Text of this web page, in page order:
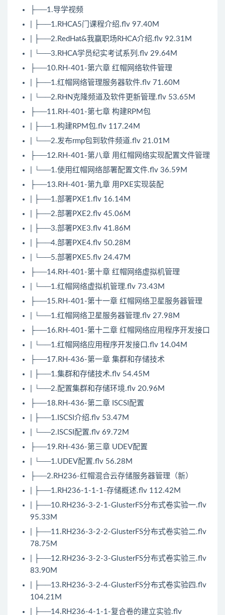
├──1.导学视频
| ├──1.RHCA5门课程介绍.flv 97.40M
| ├──2.RedHat&我赢职场RHCA介绍.flv 92.31M
| └──3.RHCA学员纪实考试系列.flv 29.64M
├──10.RH-401-第六章 红帽网络软件管理
| ├──1.红帽网络管理服务器软件.flv 71.60M
| └──2.RHN克隆频道及软件更新管理.flv 53.65M
├──11.RH-401-第七章 构建RPM包
| ├──1.构建RPM包.flv 117.24M
| └──2.发布rmp包到软件频道.flv 21.01M
├──12.RH-401-第八章 用红帽网络实现配置文件管理
| └──1.使用红帽网络部署配置文件.flv 36.59M
├──13.RH-401-第九章 用PXE实现装配
| ├──1.部署PXE1.flv 16.14M
| ├──2.部署PXE2.flv 45.06M
| ├──3.部署PXE3.flv 41.86M
| ├──4.部署PXE4.flv 50.28M
| └──5.部署PXE5.flv 24.47M
├──14.RH-401-第十章 红帽网络虚拟机管理
| └──1.红帽网络虚拟机管理.flv 73.43M
├──15.RH-401-第十一章 红帽网络卫星服务器管理
| └──1.红帽网络卫星服务器管理.flv 27.98M
├──16.RH-401-第十二章 红帽网络应用程序开发接口
| └──1.红帽网络应用程序开发接口.flv 14.04M
├──17.RH-436-第一章 集群和存储技术
| ├──1.集群和存储技术.flv 54.45M
| └──2.配置集群和存储环境.flv 20.96M
├──18.RH-436-第二章 ISCSI配置
| ├──1.ISCSI介绍.flv 53.47M
| └──2.ISCSI配置.flv 69.72M
├──19.RH-436-第三章 UDEV配置
| └──1.UDEV配置.flv 56.28M
├──2.RH236-红帽混合云存储服务器管理（新）
| ├──1.RH236-1-1-1-存储概述.flv 112.42M
| ├──10.RH236-3-2-1-GlusterFS分布式卷实验一.flv
95.33M
| ├──11.RH236-3-2-2-GlusterFS分布式卷实验二.flv
78.75M
| ├──12.RH236-3-2-3-GlusterFS分布式卷实验三.flv
83.90M
| ├──13.RH236-3-2-4-GlusterFS分布式卷实验四.flv
104.21M
| ├──14.RH236-4-1-1-复合卷的建立实验.flv